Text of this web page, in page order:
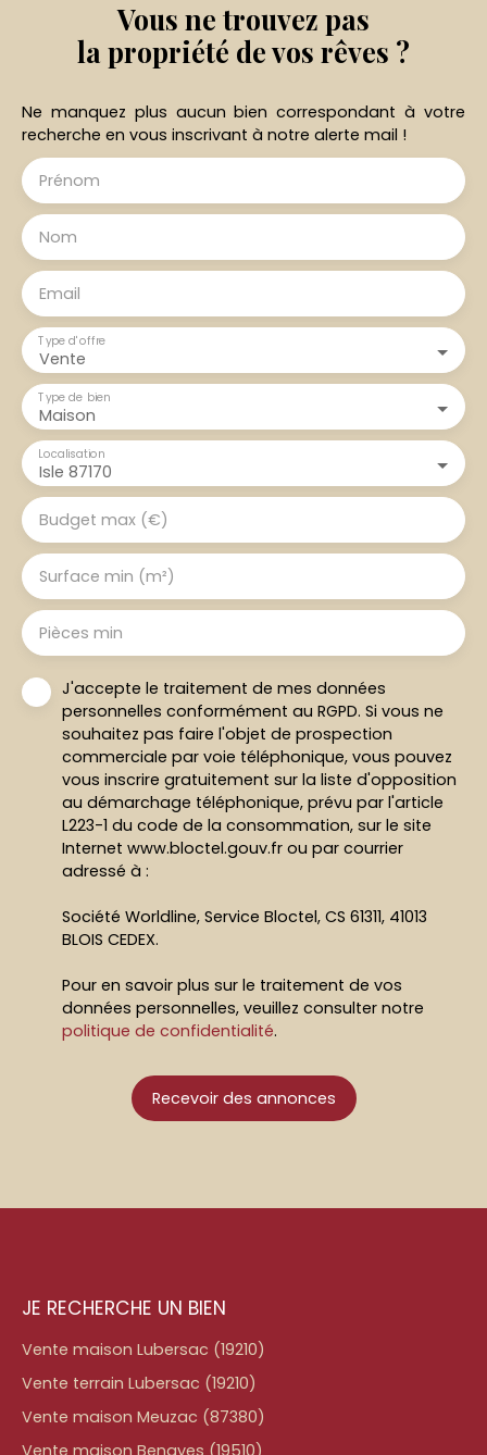
Vous ne trouvez pas
la propriété de vos rêves ?
Ne manquez plus aucun bien correspondant à votre
recherche en vous inscrivant à notre alerte mail !
Prénom
Nom
Email
Vente
Type d'offre
Maison
Type de bien
Isle 87170
Localisation
Budget max (€)
Surface min (m²)
Pièces min
J'accepte le traitement de mes données
personnelles conformément au RGPD. Si vous ne
souhaitez pas faire l'objet de prospection
commerciale par voie téléphonique, vous pouvez
vous inscrire gratuitement sur la liste d'opposition
au démarchage téléphonique, prévu par l'article
L223-1 du code de la consommation, sur le site
Internet www.bloctel.gouv.fr ou par courrier
adressé à :
Société Worldline, Service Bloctel, CS 61311, 41013
BLOIS CEDEX.
Pour en savoir plus sur le traitement de vos
données personnelles, veuillez consulter notre
politique de confidentialité.
Recevoir des annonces
JE RECHERCHE UN BIEN
Vente maison Lubersac (19210)
Vente terrain Lubersac (19210)
Vente maison Meuzac (87380)